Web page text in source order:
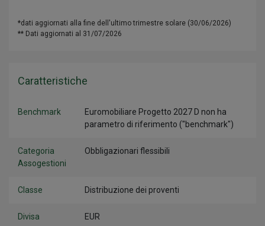
*dati aggiornati alla fine dell'ultimo trimestre solare (30/06/2026)
** Dati aggiornati al 31/07/2026
Caratteristiche
Benchmark
Euromobiliare Progetto 2027 D non ha
parametro di riferimento ("benchmark")
Categoria
Assogestioni
Obbligazionari flessibili
Classe Distribuzione dei proventi
Divisa EUR